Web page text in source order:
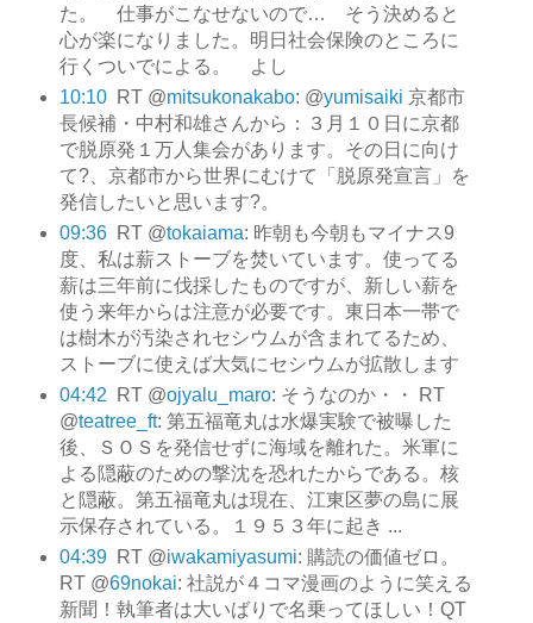
た。 仕事がこなせないので… そう決めると
心が楽になりました。明日社会保険のところに
行くついでによる。 よし
10:10
RT @mitsukonakabo: @yumisaiki 京都市
長候補・中村和雄さんから：３月１０日に京都
で脱原発１万人集会があります。その日に向け
て?、京都市から世界にむけて「脱原発宣言」を
発信したいと思います?。
09:36
RT @tokaiama: 昨朝も今朝もマイナス9
度、私は薪ストーブを焚いています。使ってる
薪は三年前に伐採したものですが、新しい薪を
使う来年からは注意が必要です。東日本一帯で
は樹木が汚染されセシウムが含まれてるため、
ストーブに使えば大気にセシウムが拡散します
04:42
RT @ojyalu_maro: そうなのか・・ RT
@teatree_ft: 第五福竜丸は水爆実験で被曝した
後、ＳＯＳを発信せずに海域を離れた。米軍に
よる隠蔽のための撃沈を恐れたからである。核
と隠蔽。第五福竜丸は現在、江東区夢の島に展
示保存されている。１９５３年に起き ...
04:39
RT @iwakamiyasumi: 購読の価値ゼロ。
RT @69nokai: 社説が４コマ漫画のように笑える
新聞！執筆者は大いばりで名乗ってほしい！QT